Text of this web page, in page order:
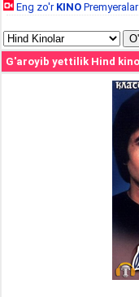
Eng zo'r KINO Premyeralar
G'aroyib yettilik Hind